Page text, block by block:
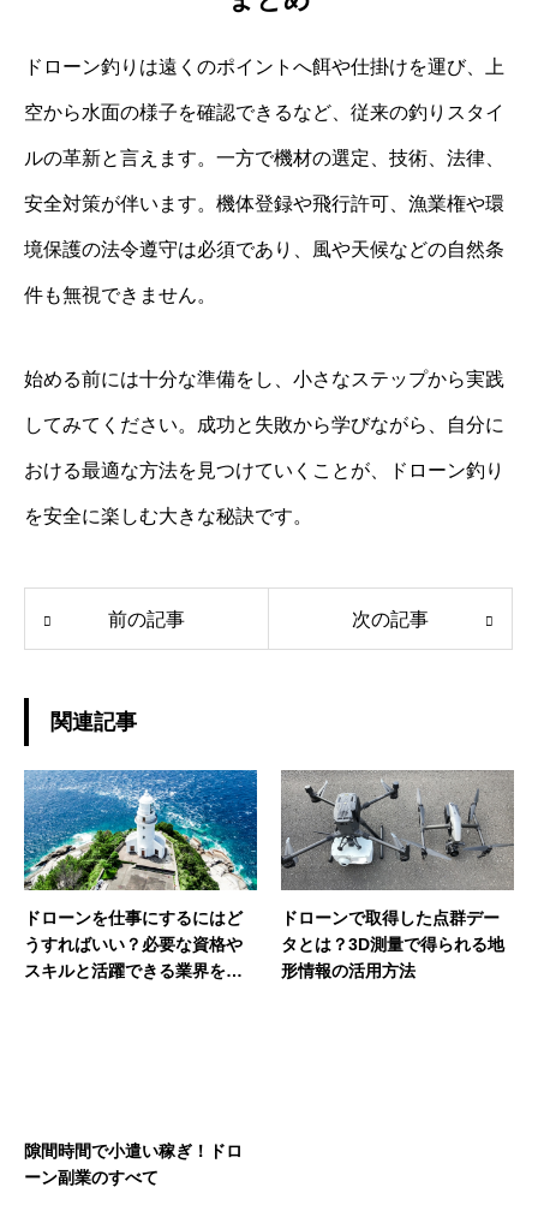
ドローン釣りは遠くのポイントへ餌や仕掛けを運び、上
空から水面の様子を確認できるなど、従来の釣りスタイ
ルの革新と言えます。一方で機材の選定、技術、法律、
安全対策が伴います。機体登録や飛行許可、漁業権や環
境保護の法令遵守は必須であり、風や天候などの自然条
件も無視できません。
始める前には十分な準備をし、小さなステップから実践
してみてください。成功と失敗から学びながら、自分に
おける最適な方法を見つけていくことが、ドローン釣り
を安全に楽しむ大きな秘訣です。
前の記事 次の記事
関連記事
ドローンを仕事にするにはど
うすればいい？必要な資格や
スキルと活躍できる業界を紹
ドローンで取得した点群デー
タとは？3D測量で得られる地
形情報の活用方法
隙間時間で小遣い稼ぎ！ドロ
ーン副業のすべて